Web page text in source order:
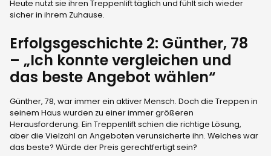
Heute nutzt sie ihren Treppenlift täglich und fühlt sich wieder
sicher in ihrem Zuhause.
Erfolgsgeschichte 2: Günther, 78
– „Ich konnte vergleichen und
das beste Angebot wählen“
Günther, 78, war immer ein aktiver Mensch. Doch die Treppen in
seinem Haus wurden zu einer immer größeren
Herausforderung. Ein Treppenlift schien die richtige Lösung,
aber die Vielzahl an Angeboten verunsicherte ihn. Welches war
das beste? Würde der Preis gerechtfertigt sein?